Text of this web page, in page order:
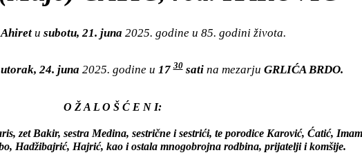
Ahiret u subotu, 21. juna 2025. godine u 85. godini života.
utorak, 24. juna 2025. godine u 1730satina mezarju GRLIĆA BRDO.
O Ž A L O Š Ć E N I:
zet Bakir, sestra Medina, sestrične i sestrići, te porodice Karović, Ćatić,
Hadžibajrić, Hajrić, kao i ostala mnogobrojna rodbina, prijatelji i komšije.